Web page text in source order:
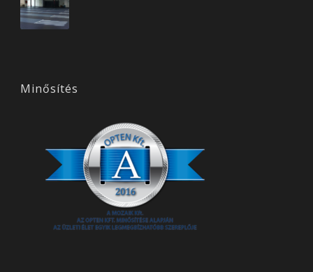
Minősítés